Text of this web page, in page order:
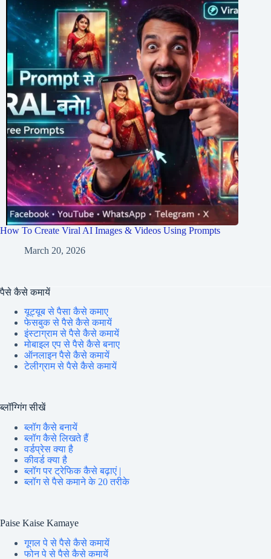
How To Create Viral AI Images & Videos Using Prompts
March 20, 2026
पैसे कैसे कमायें
यूट्यूब से पैसा कैसे कमाए
फेसबुक से पैसे कैसे कमायें
इंस्टाग्राम से पैसे कैसे कमायें
मोबाइल एप से पैसे कैसे बनाए
ऑनलाइन पैसे कैसे कमायें
टेलीग्राम से पैसे कैसे कमायें
ब्लॉग्गिंग सीखें
ब्लॉग कैसे बनायें
ब्लॉग कैसे लिखते हैं
वर्डप्रेस क्या है
कीवर्ड क्या है
ब्लॉग पर ट्रेफिक कैसे बढ़ाएं |
ब्लॉग से पैसे कमाने के 20 तरीके
Paise Kaise Kamaye
गूगल पे से पैसे कैसे कमायें
फोन पे से पैसे कैसे कमायें